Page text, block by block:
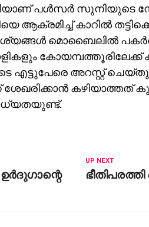
പള്‍സര്‍ സുനിയുടെ
ആക്രമിച്ച് കാറില്‍
ദൃശ്യങ്ങള്‍ മൊബൈലില്‍
കോയമ്പത്തൂരിലേക്ക്
എട്ടുപേരെ അറസ്റ്റ്
കഴിയാത്തത്
UP NEXT